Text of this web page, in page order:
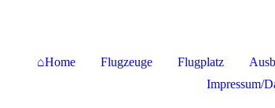
⌂Home Flugzeuge Flugplatz
Impressum/